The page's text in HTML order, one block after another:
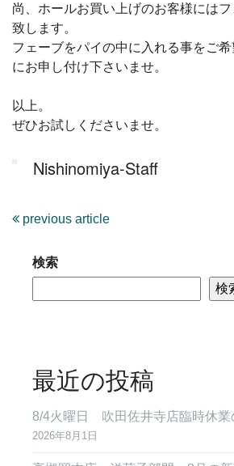
尚、ホールお買い上げのお客様には
致します。
フェーブをパイの中に入れる事をご
にお申し付け下さいませ。
以上。
ぜひお試しくださいませ。
Nishinomiya-Staff
previous article
検索
検
最近の投稿
8/4火曜日 吹田佐井寺店臨時休業
2026年8月1日